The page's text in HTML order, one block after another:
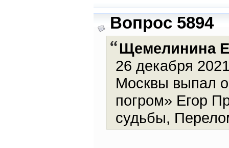
Вопрос 5894
Щемелинина
26 декабря
Москвы выпал
погром» Егор
судьбы,